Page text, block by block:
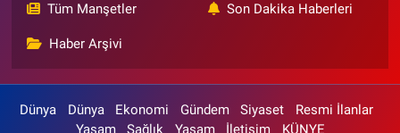
Tüm Manşetler Son Dakika Haberleri
Haber Arşivi
Dünya Dünya Ekonomi Gündem Siyaset
Resmi İlanlar